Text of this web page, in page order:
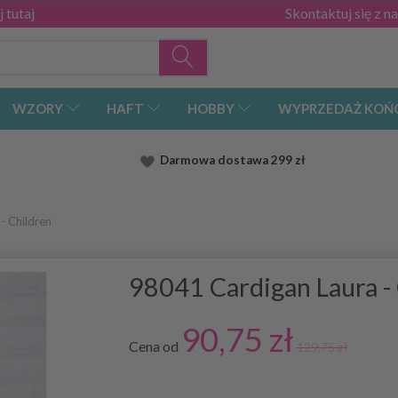
tutaj Skontaktuj się z
WZORY HAFT HOBBY WYPRZEDAŻ
Darmowa dostawa299 zł
Children
98041 Cardigan Laura
Cena od 90,75 zł 129,75 zł